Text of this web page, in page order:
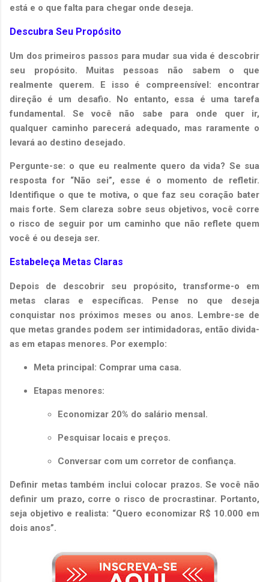
está e o que falta para chegar onde deseja.
Descubra Seu Propósito
Um dos primeiros passos para mudar sua vida é descobrir
seu propósito. Muitas pessoas não sabem o que
realmente querem. E isso é compreensível: encontrar
direção é um desafio. No entanto, essa é uma tarefa
fundamental. Se você não sabe para onde quer ir,
qualquer caminho parecerá adequado, mas raramente o
levará ao destino desejado.
Pergunte-se: o que eu realmente quero da vida? Se sua
resposta for “Não sei”, esse é o momento de refletir.
Identifique o que te motiva, o que faz seu coração bater
mais forte. Sem clareza sobre seus objetivos, você corre
o risco de seguir por um caminho que não reflete quem
você é ou deseja ser.
Estabeleça Metas Claras
Depois de descobrir seu propósito, transforme-o em
metas claras e específicas. Pense no que deseja
conquistar nos próximos meses ou anos. Lembre-se de
que metas grandes podem ser intimidadoras, então divida-
as em etapas menores. Por exemplo:
Meta principal: Comprar uma casa.
Etapas menores:
Economizar 20% do salário mensal.
Pesquisar locais e preços.
Conversar com um corretor de confiança.
Definir metas também inclui colocar prazos. Se você não
definir um prazo, corre o risco de procrastinar. Portanto,
seja objetivo e realista: “Quero economizar R$ 10.000 em
dois anos”.